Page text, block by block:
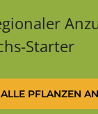
Starter
ALLE PFLANZEN